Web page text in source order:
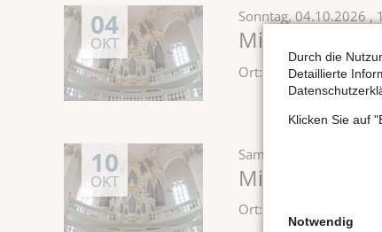
04
OKT
Sonntag,04.10.2026 ,
Ort: Stadtkirche St.
10
OKT
Samstag,
Ort: Stadtkirche St.
Durch die
Detaillierte
Klicken Sie auf
Notwendig